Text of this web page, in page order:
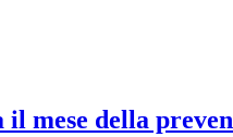
mese della